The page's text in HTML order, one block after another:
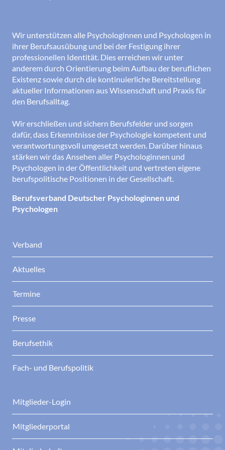
Wir unterstützen alle Psychologinnen und Psychologen in
ihrer Berufsausübung und bei der Festigung ihrer
professionellen Identität. Dies erreichen wir unter
anderem durch Orientierung beim Aufbau der beruflichen
Existenz sowie durch die kontinuierliche Bereitstellung
aktueller Informationen aus Wissenschaft und Praxis für
den Berufsalltag.
Wir erschließen und sichern Berufsfelder und sorgen
dafür, dass Erkenntnisse der Psychologie kompetent und
verantwortungsvoll umgesetzt werden. Darüber hinaus
stärken wir das Ansehen aller Psychologinnen und
Psychologen in der Öffentlichkeit und vertreten eigene
berufspolitische Positionen in der Gesellschaft.
Berufsverband Deutscher Psychologinnen und
Psychologen
Verband
Aktuelles
Termine
Presse
Berufsethik
Fach- und Berufspolitik
Mitglieder-Login
Mitgliederportal